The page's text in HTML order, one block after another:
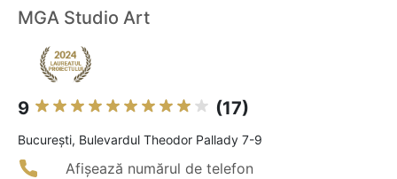
MGA Studio Art
9 (17)
Bucureşti, Bulevardul Theodor Pallady 7-9
Afișează numărul de telefon